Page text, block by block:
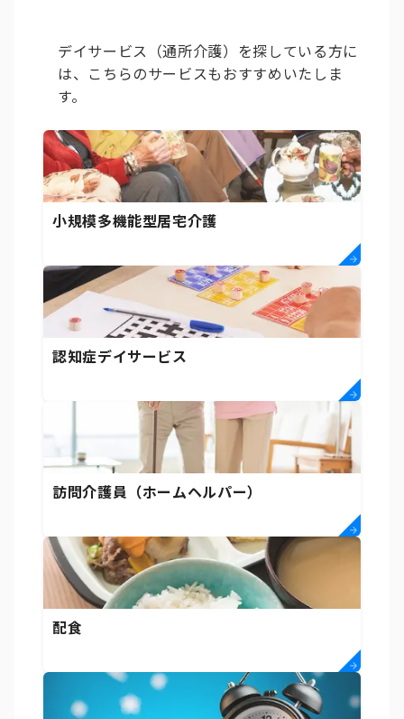
デイサービス（通所介護）を探している方に
は、こちらのサービスもおすすめいたしま
す。
小規模多機能型居宅介護
認知症デイサービス
訪問介護員（ホームヘルパー）
配食